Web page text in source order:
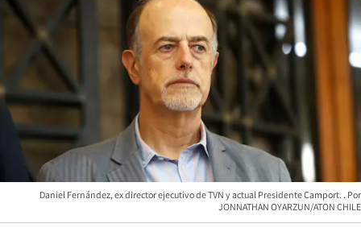
Daniel Fernández, ex director ejecutivo de TVN y actual Presidente Camport.
JONNATHAN OYARZUN/ATON CHILE